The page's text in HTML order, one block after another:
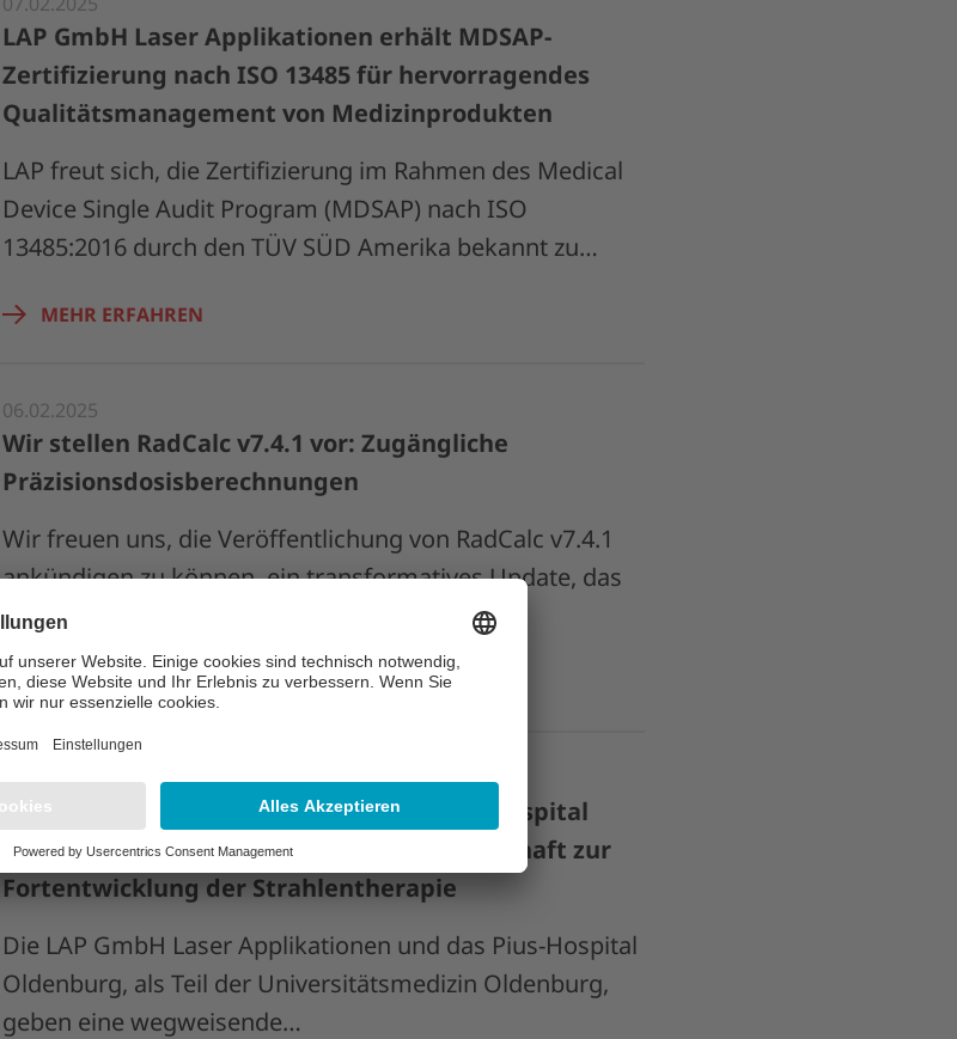
LAP GmbH Laser Applikationen erhält MDSAP-
Zertifizierung nach ISO 13485 für hervorragendes
Qualitätsmanagement von Medizinprodukten
LAP freut sich, die Zertifizierung im Rahmen des Medical
Device Single Audit Program (MDSAP) nach ISO
13485:2016 durch den TÜV SÜD Amerika bekannt zu…
MEHR ERFAHREN
06.02.2025
Wir stellen RadCalc v7.4.1 vor: Zugängliche
Präzisionsdosisberechnungen
Wir freuen uns, die Veröffentlichung von RadCalc v7.4.1
ankündigen zu können, ein transformatives Update, das
schnelle Monte-Carlo-Dosisalgorithmen…
MEHR ERFAHREN
22.01.2025
LAP GmbH Laser Applikationen und Pius-Hospital
Oldenburg schließen Innovationspartnerschaft zur
Fortentwicklung der Strahlentherapie
Die LAP GmbH Laser Applikationen und das Pius-Hospital
Oldenburg, als Teil der Universitätsmedizin Oldenburg,
geben eine wegweisende…